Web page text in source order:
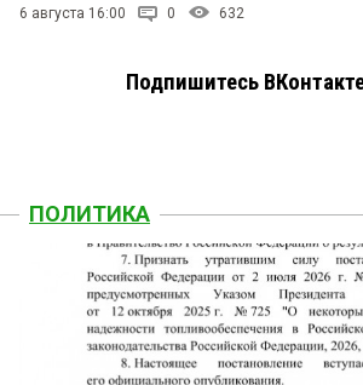
6 августа 16:00 0 632
Подпишитесь
ПОЛИТИКА